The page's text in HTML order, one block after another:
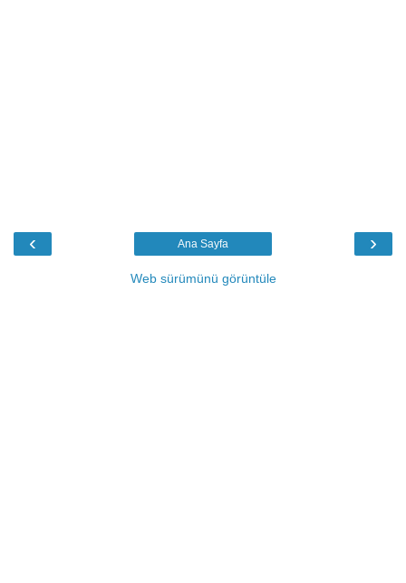
‹ ›
Ana Sayfa
Web sürümünü görüntüle